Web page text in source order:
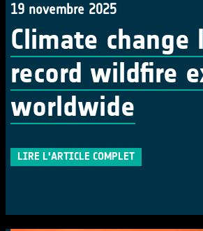
19 novembre 2025
Climate change
record wildfire
worldwide
LIRE L'ARTICLE COMPLET